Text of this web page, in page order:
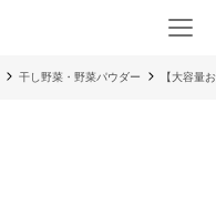
干し野菜・野菜パウダー 【大容量